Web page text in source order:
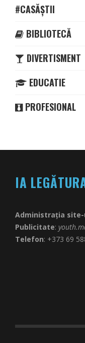
#CASĂȘTII
BIBLIOTECĂ
DIVERTISMENT
EDUCATIE
PROFESIONAL
IA
Administrația site-
Publicitate:
Telefon: +373 69